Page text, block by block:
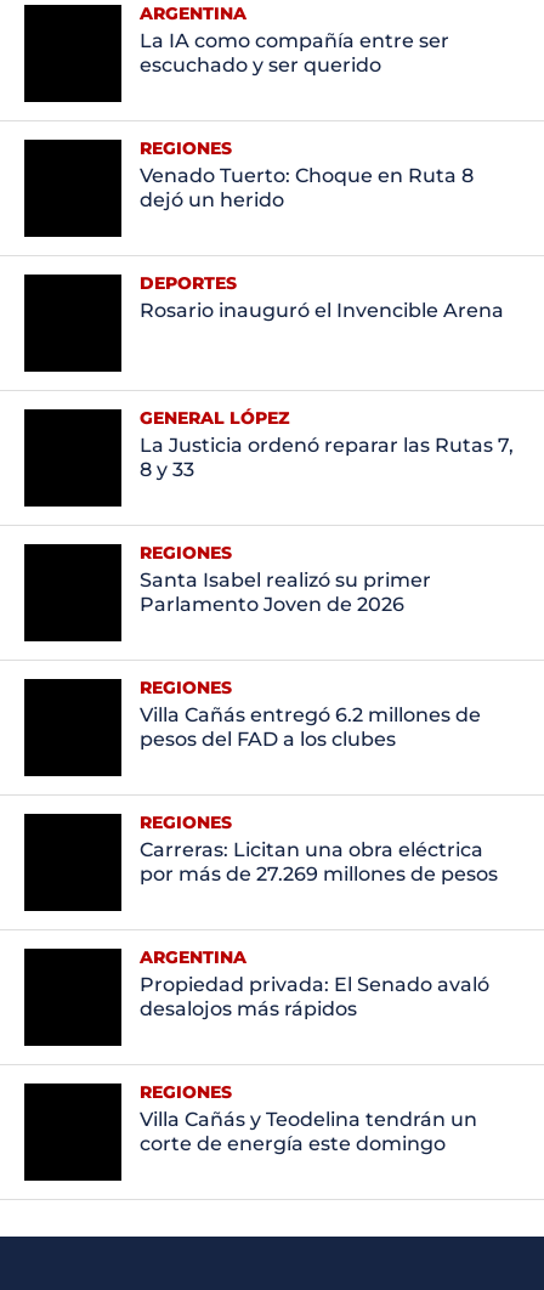
ARGENTINA
La IA como compañía entre ser
escuchado y ser querido
REGIONES
Venado Tuerto: Choque en Ruta 8
dejó un herido
DEPORTES
Rosario inauguró el Invencible Arena
GENERAL LÓPEZ
La Justicia ordenó reparar las Rutas 7,
8 y 33
REGIONES
Santa Isabel realizó su primer
Parlamento Joven de 2026
REGIONES
Villa Cañás entregó 6.2 millones de
pesos del FAD a los clubes
REGIONES
Carreras: Licitan una obra eléctrica
por más de 27.269 millones de pesos
ARGENTINA
Propiedad privada: El Senado avaló
desalojos más rápidos
REGIONES
Villa Cañás y Teodelina tendrán un
corte de energía este domingo